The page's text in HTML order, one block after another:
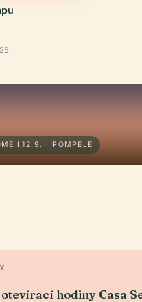
I.12.9. · POMPEJE
hodiny Casa